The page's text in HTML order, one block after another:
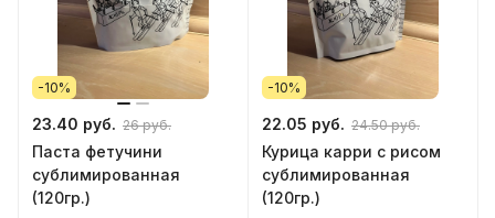
-10%
23.40 руб. 26 руб.
Паста фетучини
сублимированная
(120гр.)
-10%
22.05 руб. 24.50 руб.
Курица карри с рисом
сублимированная
(120гр.)